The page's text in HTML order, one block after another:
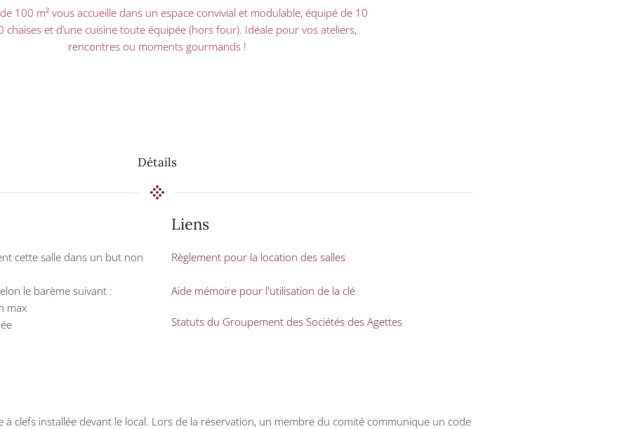
100 m² vous accueille dans un espace convivial et modulable, équipé de 10
chaises et d’une cuisine toute équipée (hors four). Idéale pour vos ateliers,
rencontres ou moments gourmands !
Détails
cette salle dans un but non
le barème suivant :
max
Liens
Règlement pour la location des salles
Aide mémoire pour l'utilisation de la clé
Statuts du Groupement des Sociétés des Agettes
à clefs installée devant le local. Lors de la réservation, un membre du comité communique un code